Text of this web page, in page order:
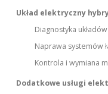
Układ elektryczny
Diagnostyka
Naprawa systemów
Kontrola i wymiana
Dodatkowe usługi